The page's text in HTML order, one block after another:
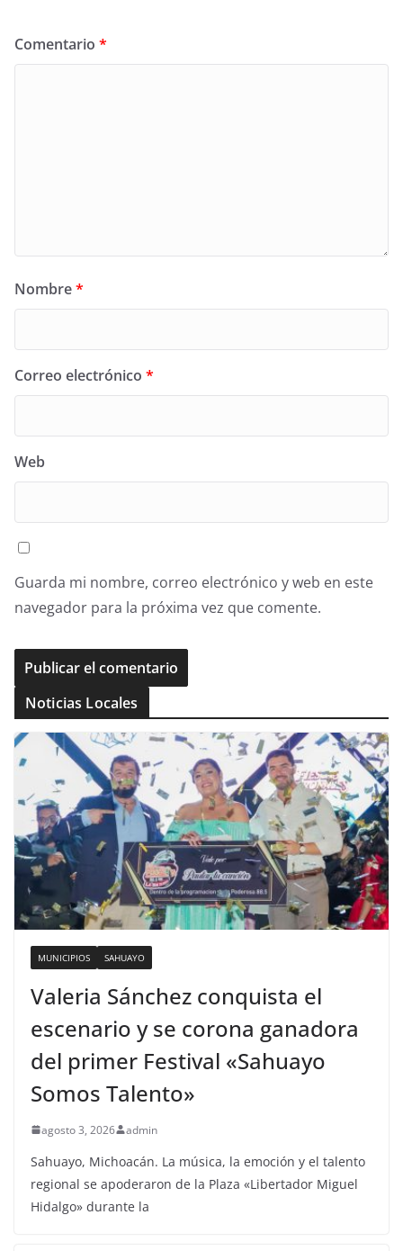
Comentario *
Nombre*
Correo electrónico *
Web
Guarda mi nombre, correo electrónico y web en este
navegador para la próxima vez que comente.
Noticias Locales
MUNICIPIOS SAHUAYO
Valeria Sánchez conquista el
escenario y se corona ganadora
del primer Festival «Sahuayo
Somos Talento»
agosto 3, 2026 admin
Sahuayo, Michoacán. La música, la emoción y el talento
regional se apoderaron de la Plaza «Libertador Miguel
Hidalgo» durante la